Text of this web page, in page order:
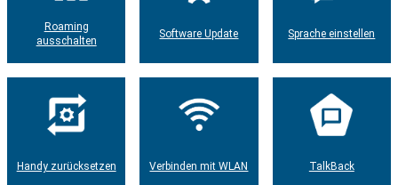
Roaming
ausschalten
Software Update Sprache einstellen
Handy zurücksetzen Verbinden mit WLAN TalkBack